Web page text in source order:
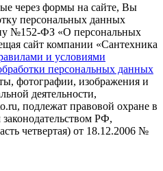
через формы на сайте, Вы
персональных данных
№152-ФЗ «О персональных
сайт компании «Cантехника
и условиями
персональных данных
фотографии, изображения и
деятельности,
подлежат правовой охране в
РФ,
четвертая) от 18.12.2006 №